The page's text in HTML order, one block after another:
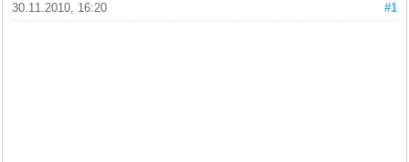
#1
30.11.2010, 16:20